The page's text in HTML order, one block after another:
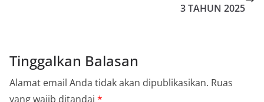
3 TAHUN 2025
Tinggalkan Balasan
Alamat email Anda tidak akan dipublikasikan. Ruas
yang wajib ditandai *